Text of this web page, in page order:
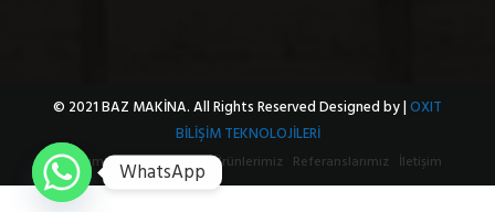
© 2021 BAZ MAKİNA. All Rights Reserved Designed by |OXIT
BİLİŞİM TEKNOLOJİLERİ
Hakkımızda Sertifikalar Ürünlerimiz Referanslarımız İletişim
WhatsApp